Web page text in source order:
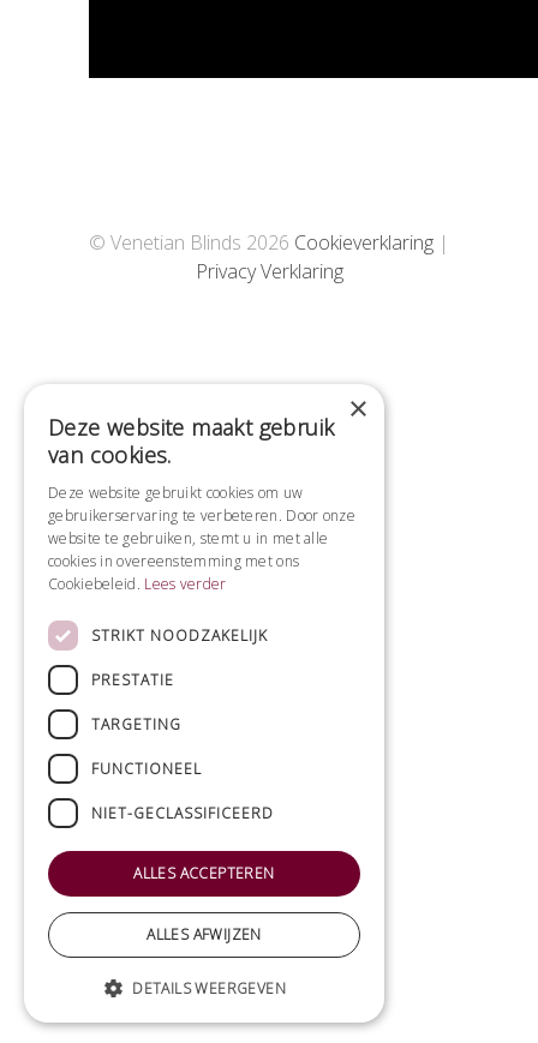
© Venetian Blinds 2026 Cookieverklaring |
Privacy Verklaring
×
Deze website maakt gebruik
van cookies.
Deze website gebruikt cookies om uw
gebruikerservaring te verbeteren. Door onze
website te gebruiken, stemt u in met alle
cookies in overeenstemming met ons
Cookiebeleid. Lees verder
STRIKT NOODZAKELIJK
PRESTATIE
TARGETING
FUNCTIONEEL
NIET-GECLASSIFICEERD
ALLES ACCEPTEREN
ALLES AFWIJZEN
DETAILS WEERGEVEN